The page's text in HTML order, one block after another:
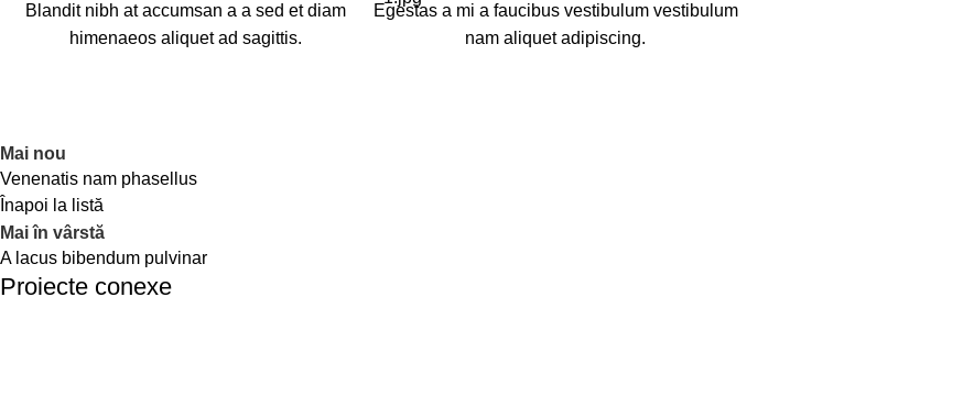
Blandit nibh at accumsan a a sed et diam
himenaeos aliquet ad sagittis.
Egestas a mi a faucibus vestibulum vestibulum
nam aliquet adipiscing.
Mai nou
Venenatis nam phasellus
Înapoi la listă
Mai în vârstă
A lacus bibendum pulvinar
Proiecte conexe